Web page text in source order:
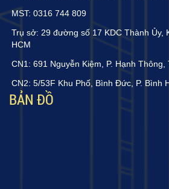
MST: 0316 744 809
Trụ sở: 29 đường số 17 KDC Thành Ủy,
HCM
CN1: 691 Nguyễn Kiệm, P. Hạnh Thông,
CN2: 5/53F Khu Phố, Bình Đức, P. Bình
BẢN ĐỒ